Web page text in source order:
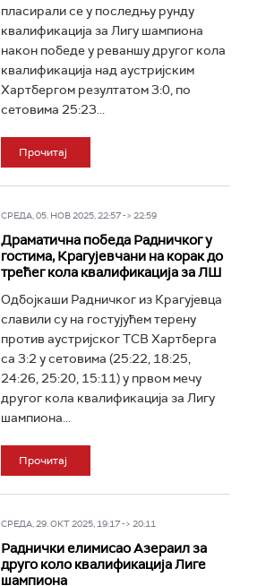
пласирали се у последњу рунду
квалификација за Лигу шампиона
након победе у реваншу другог кола
квалификација над аустријским
Хартбергом резултатом 3:0, по
сетовима 25:23...
Прочитај
СРЕДА, 05. НОВ 2025, 22:57 -> 22:59
Драматична победа Радничког у
гостима, Крагујевчани на корак до
трећег кола квалификација за ЛШ
Одбојкаши Радничког из Крагујевца
славили су на гостујућем терену
против аустријског ТСВ Хартберга
са 3:2 у сетовима (25:22, 18:25,
24:26, 25:20, 15:11) у првом мечу
другог кола квалификација за Лигу
шампиона...
Прочитај
СРЕДА, 29. ОКТ 2025, 19:17 -> 20:11
Раднички елимисао Азераил за
друго коло квалификација Лиге
шампиона